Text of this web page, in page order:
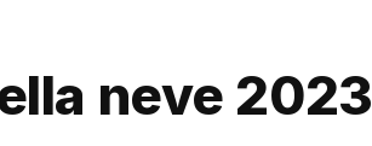
neve 2023